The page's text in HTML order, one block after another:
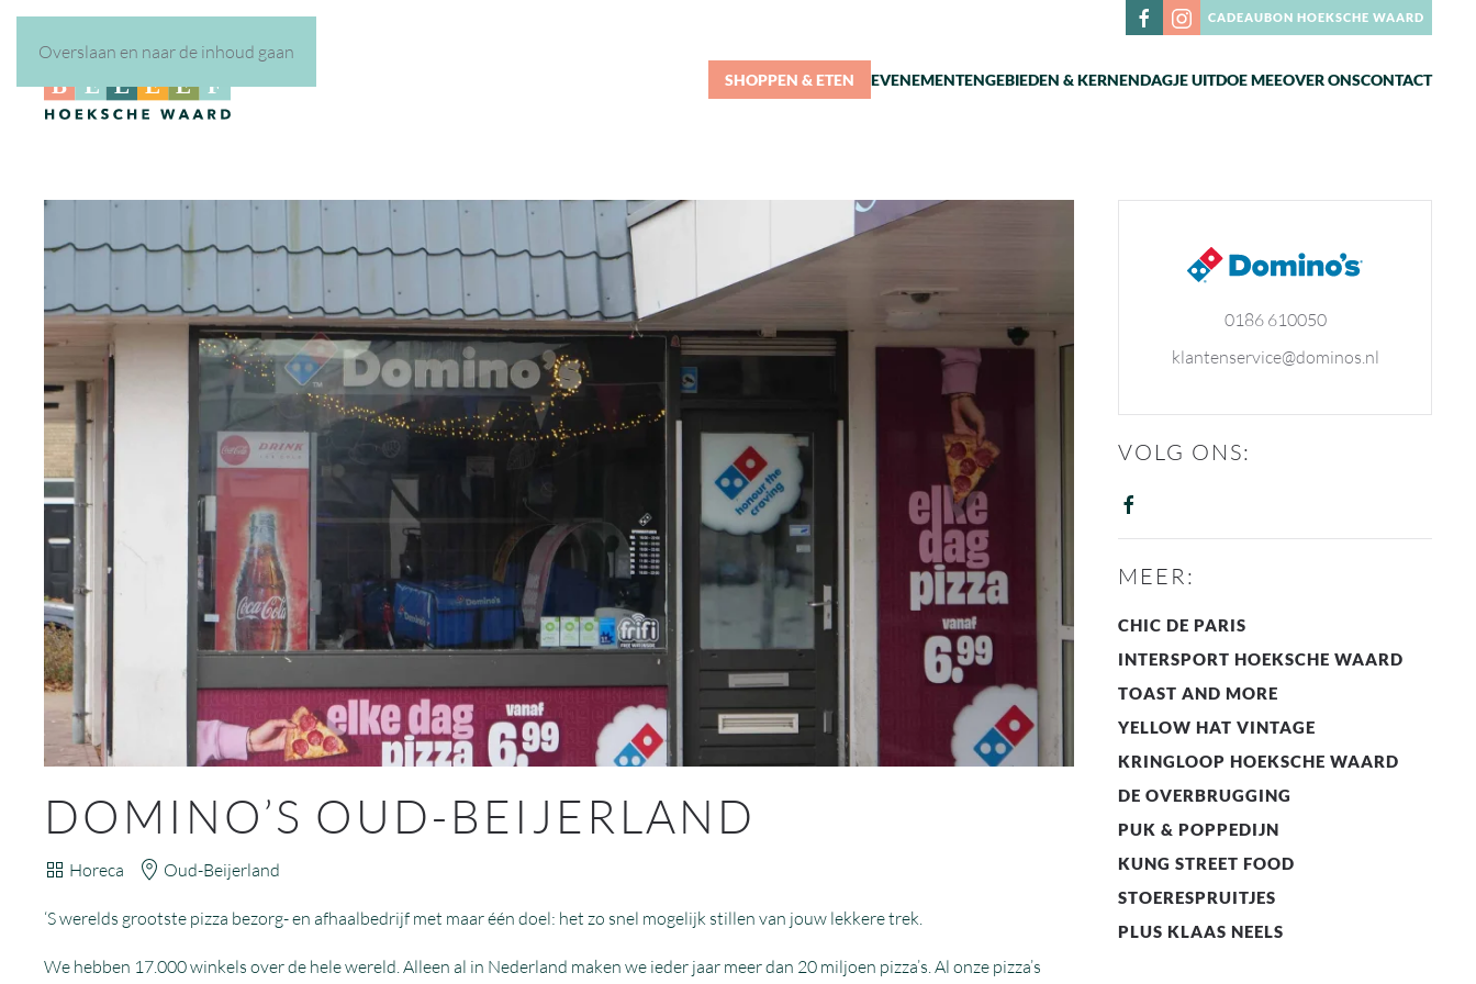
Overslaan en naar de inhoud gaan
CADEAUBON HOEKSCHE WAARD
SHOPPEN & ETEN EVENEMENTENGEBIEDEN & KERNENDAGJE UITDOE MEEOVER ONSCONTACT
DOMINO’S OUD-BEIJERLAND
Horeca Oud-Beijerland
‘S werelds grootste pizza bezorg- en afhaalbedrijf met maar één doel: het zo snel mogelijk stillen van jouw lekkere trek.
We hebben 17.000 winkels over de hele wereld. Alleen al in Nederland maken we ieder jaar meer dan 20 miljoen pizza’s. Al onze pizza’s
0186 610050
klantenservice@dominos.nl
VOLG ONS:
MEER:
CHIC DE PARIS
INTERSPORT HOEKSCHE WAARD
TOAST AND MORE
YELLOW HAT VINTAGE
KRINGLOOP HOEKSCHE WAARD
DE OVERBRUGGING
PUK & POPPEDIJN
KUNG STREET FOOD
STOERESPRUITJES
PLUS KLAAS NEELS